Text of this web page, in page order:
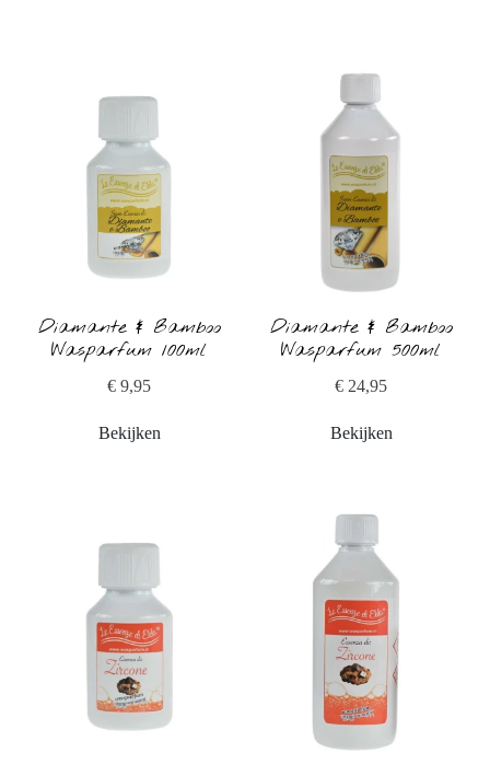
Diamante & Bamboo
Wasparfum 100ml
€ 9,95
Bekijken
Diamante & Bamboo
Wasparfum 500ml
€ 24,95
Bekijken